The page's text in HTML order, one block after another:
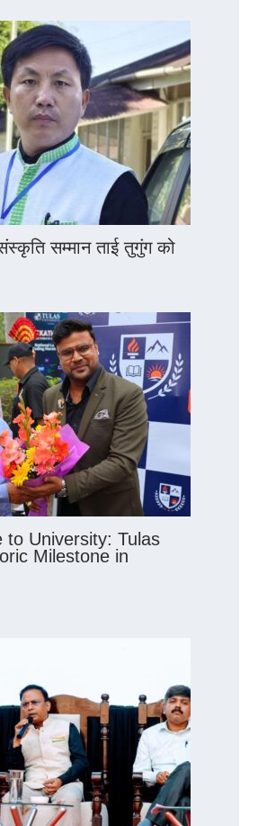
सम्मान ताई तुगुंग को
to University: Tulas
Milestone in